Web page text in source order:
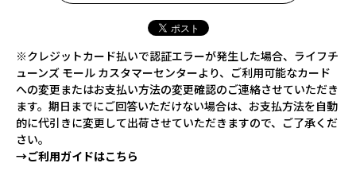
※クレジットカード払いで認証エラーが発生した場合、ライフチ
ューンズ モール カスタマーセンターより、ご利用可能なカード
への変更またはお支払い方法の変更確認のご連絡させていただき
ます。期日までにご回答いただけない場合は、お支払方法を自動
的に代引きに変更して出荷させていただきますので、ご了承くだ
さい。
→ご利用ガイドはこちら